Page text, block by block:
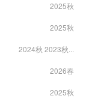
2025秋
2025秋
2024秋 2023秋...
2026春
2025秋